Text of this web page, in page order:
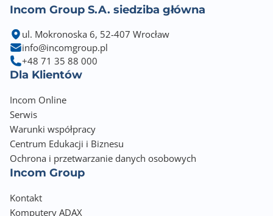
Incom Group S.A. siedziba główna
ul. Mokronoska 6, 52-407 Wrocław
info@incomgroup.pl
+48 71 35 88 000
Dla Klientów
Incom Online
Serwis
Warunki współpracy
Centrum Edukacji i Biznesu
Ochrona i przetwarzanie danych osobowych
Incom Group
Kontakt
Komputery ADAX